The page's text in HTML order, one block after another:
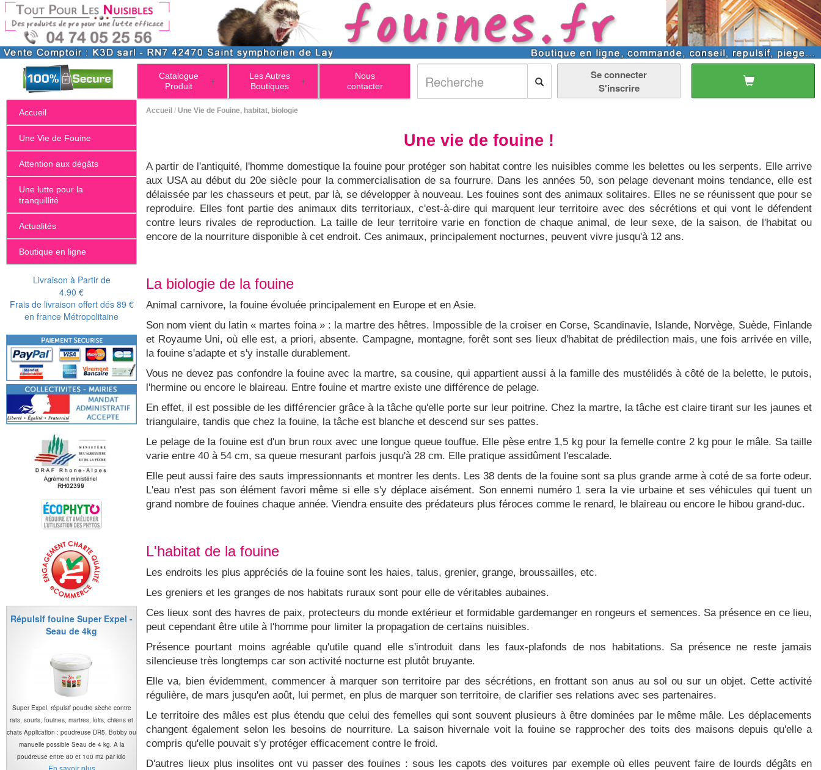
+
Catalogue
Produit
+
Les Autres
Boutiques
Nous
contacter
Se connecter
S'inscrire
Accueil
Une Vie de Fouine
Attention aux dégâts
Une lutte pour la
tranquillité
Actualités
Boutique en ligne
Livraison à Partir de
4.90 €
Frais de livraison offert dés 89 €
en france Métropolitaine
Répulsif fouine Super Expel -
Seau de 4kg
Super Expel, répulsif poudre sèche contre
rats, souris, fouines, martres, loirs, chiens et
chats Application : poudreuse DR5, Bobby ou
manuelle possible Seau de 4 kg. A la
poudreuse entre 80 et 100 m2 par kilo
Accueil / Une Vie de Fouine, habitat, biologie
Une vie de fouine !
A partir de l'antiquité, l'homme domestique la fouine pour protéger son habitat contre les nuisibles comme les belettes ou les serpents. Elle arrive
aux USA au début du 20e siècle pour la commercialisation de sa fourrure. Dans les années 50, son pelage devenant moins tendance, elle est
délaissée par les chasseurs et peut, par là, se développer à nouveau. Les fouines sont des animaux solitaires. Elles ne se réunissent que pour se
reproduire. Elles font partie des animaux dits territoriaux, c'est-à-dire qui marquent leur territoire avec des sécrétions et qui vont le défendent
contre leurs rivales de reproduction. La taille de leur territoire varie en fonction de chaque animal, de leur sexe, de la saison, de l'habitat ou
encore de la nourriture disponible à cet endroit. Ces animaux, principalement nocturnes, peuvent vivre jusqu'à 12 ans.
La biologie de la fouine
Animal carnivore, la fouine évoluée principalement en Europe et en Asie.
Son nom vient du latin « martes foina » : la martre des hêtres. Impossible de la croiser en Corse, Scandinavie, Islande, Norvège, Suède, Finlande
et Royaume Uni, où elle est, a priori, absente. Campagne, montagne, forêt sont ses lieux d'habitat de prédilection mais, une fois arrivée en ville,
la fouine s'adapte et s'y installe durablement.
Vous ne devez pas confondre la fouine avec la martre, sa cousine, qui appartient aussi à la famille des mustélidés à côté de la belette, le putois,
l'hermine ou encore le blaireau. Entre fouine et martre existe une différence de pelage.
En effet, il est possible de les différencier grâce à la tâche qu'elle porte sur leur poitrine. Chez la martre, la tâche est claire tirant sur les jaunes et
triangulaire, tandis que chez la fouine, la tâche est blanche et descend sur ses pattes.
Le pelage de la fouine est d'un brun roux avec une longue queue touffue. Elle pèse entre 1,5 kg pour la femelle contre 2 kg pour le mâle. Sa taille
varie entre 40 à 54 cm, sa queue mesurant parfois jusqu'à 28 cm. Elle pratique assidûment l'escalade.
Elle peut aussi faire des sauts impressionnants et montrer les dents. Les 38 dents de la fouine sont sa plus grande arme à coté de sa forte odeur.
L'eau n'est pas son élément favori même si elle s'y déplace aisément. Son ennemi numéro 1 sera la vie urbaine et ses véhicules qui tuent un
grand nombre de fouines chaque année. Viendra ensuite des prédateurs plus féroces comme le renard, le blaireau ou encore le hibou grand-duc.
L'habitat de la fouine
Les endroits les plus appréciés de la fouine sont les haies, talus, grenier, grange, broussailles, etc.
Les greniers et les granges de nos habitats ruraux sont pour elle de véritables aubaines.
Ces lieux sont des havres de paix, protecteurs du monde extérieur et formidable gardemanger en rongeurs et semences. Sa présence en ce lieu,
peut cependant être utile à l'homme pour limiter la propagation de certains nuisibles.
Présence pourtant moins agréable qu'utile quand elle s'introduit dans les faux-plafonds de nos habitations. Sa présence ne reste jamais
silencieuse très longtemps car son activité nocturne est plutôt bruyante.
Elle va, bien évidemment, commencer à marquer son territoire par des sécrétions, en frottant son anus au sol ou sur un objet. Cette activité
régulière, de mars jusqu'en août, lui permet, en plus de marquer son territoire, de clarifier ses relations avec ses partenaires.
Le territoire des mâles est plus étendu que celui des femelles qui sont souvent plusieurs à être dominées par le même mâle. Les déplacements
changent également selon les besoins de nourriture. La saison hivernale voit la fouine se rapprocher des toits des maisons depuis qu'elle a
compris qu'elle pouvait s'y protéger efficacement contre le froid.
D'autres lieux plus insolites ont vu passer des fouines : sous les capots des voitures par exemple où elles peuvent faire de lourds dégâts en